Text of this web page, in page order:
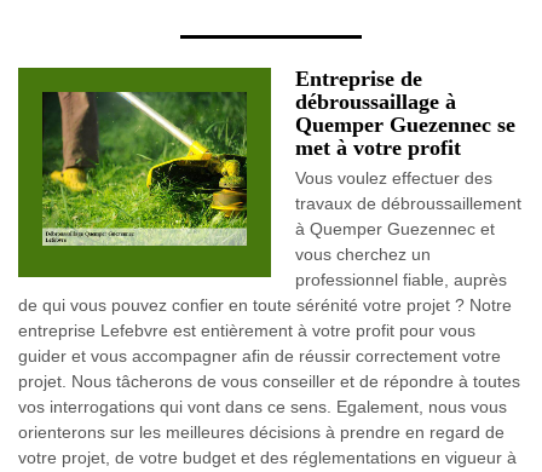
Entreprise de
débroussaillage à
Quemper Guezennec se
met à votre profit
Vous voulez effectuer des
travaux de débroussaillement
à Quemper Guezennec et
vous cherchez un
professionnel fiable, auprès
de qui vous pouvez confier en toute sérénité votre projet ? Notre
entreprise Lefebvre est entièrement à votre profit pour vous
guider et vous accompagner afin de réussir correctement votre
projet. Nous tâcherons de vous conseiller et de répondre à toutes
vos interrogations qui vont dans ce sens. Egalement, nous vous
orienterons sur les meilleures décisions à prendre en regard de
votre projet, de votre budget et des réglementations en vigueur à